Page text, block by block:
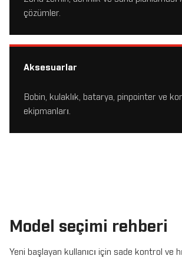
çözümler.
Aksesuarlar
Bobin, kulaklık, batarya, pinpointer ve
ekipmanları.
Model seçimi rehberi
Yeni başlayan kullanıcı için sade kontrol ve